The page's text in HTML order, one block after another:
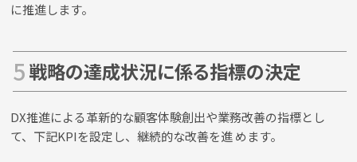
に推進します。
戦略の達成状況に係る指標の決定
DX推進による革新的な顧客体験創出や業務改善の指標とし
て、下記KPIを設定し、継続的な改善を進 めます。